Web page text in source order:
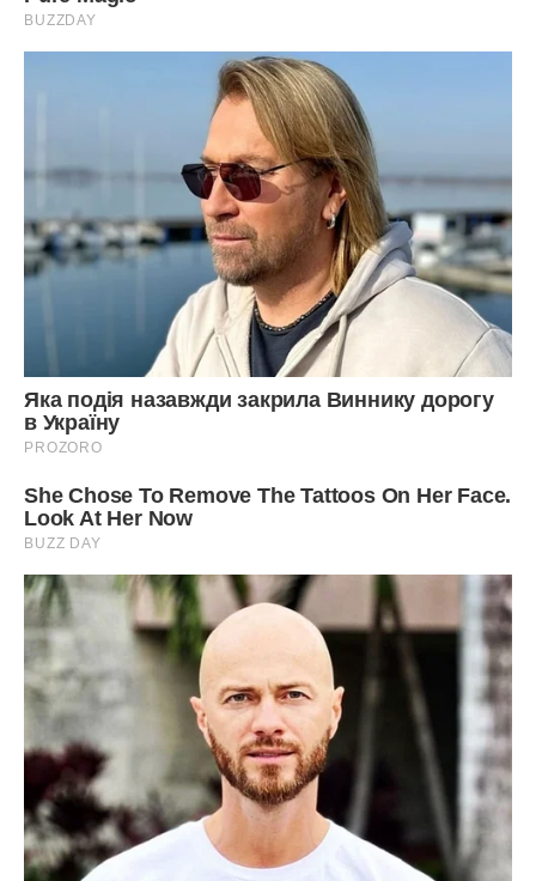
Сподобалася стаття? Поділіться з друзями на Facebook.